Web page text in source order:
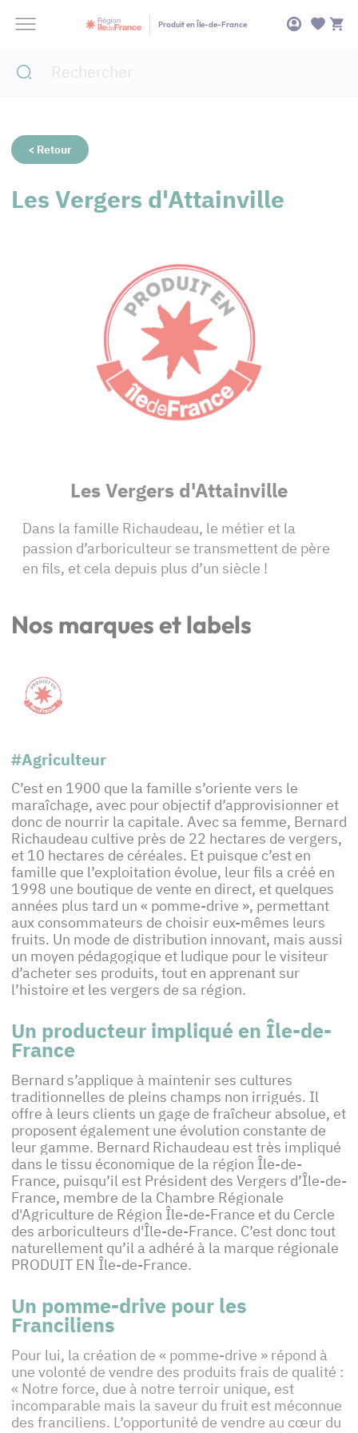
Produit en Île-de-France
< Retour
Les Vergers d'Attainville
Les Vergers d'Attainville
Dans la famille Richaudeau, le métier et la
passion d’arboriculteur se transmettent de père
en fils, et cela depuis plus d’un siècle !
Nos marques et labels
#Agriculteur
C’est en 1900 que la famille s’oriente vers le
maraîchage, avec pour objectif d’approvisionner et
donc de nourrir la capitale. Avec sa femme, Bernard
Richaudeau cultive près de 22 hectares de vergers,
et 10 hectares de céréales. Et puisque c’est en
famille que l’exploitation évolue, leur fils a créé en
1998 une boutique de vente en direct, et quelques
années plus tard un « pomme-drive », permettant
aux consommateurs de choisir eux-mêmes leurs
fruits. Un mode de distribution innovant, mais aussi
un moyen pédagogique et ludique pour le visiteur
d’acheter ses produits, tout en apprenant sur
l’histoire et les vergers de sa région.
Un producteur impliqué en Île-de-
France
Bernard s’applique à maintenir ses cultures
traditionnelles de pleins champs non irrigués. Il
offre à leurs clients un gage de fraîcheur absolue, et
proposent également une évolution constante de
leur gamme. Bernard Richaudeau est très impliqué
dans le tissu économique de la région Île-de-
France, puisqu’il est Président des Vergers d’Île-de-
France, membre de la Chambre Régionale
d'Agriculture de Région Île-de-France et du Cercle
des arboriculteurs d'Île-de-France. C’est donc tout
naturellement qu’il a adhéré à la marque régionale
PRODUIT EN Île-de-France.
Un pomme-drive pour les
Franciliens
Pour lui, la création de « pomme-drive » répond à
une volonté de vendre des produits frais de qualité :
« Notre force, due à notre terroir unique, est
incomparable mais la saveur du fruit est méconnue
des franciliens. L’opportunité de vendre au cœur du